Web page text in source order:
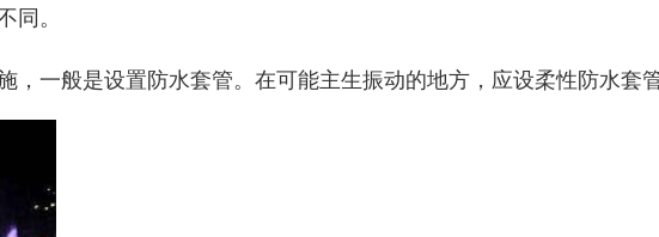
。
，一般是设置防水套管。在可能主生振动的地方，应设柔性防水套